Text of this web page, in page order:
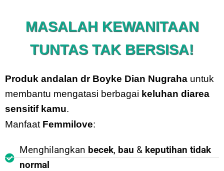
MASALAH KEWANITAAN
TUNTAS TAK BERSISA!
Produk andalan dr Boyke Dian Nugraha untuk
membantu mengatasi berbagai keluhan diarea
sensitif kamu.
Manfaat Femmilove:
Menghilangkan becek, bau & keputihan tidak
normal